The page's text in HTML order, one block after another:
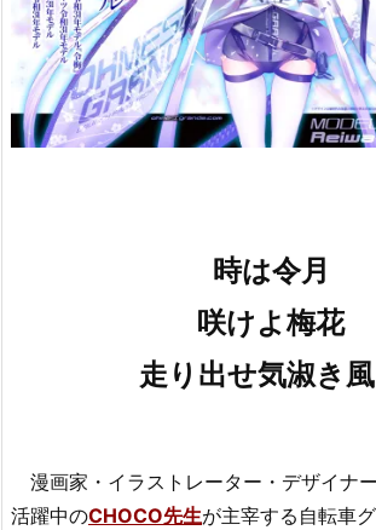
時は令月
咲けよ梅花
走り出せ気淑き風
漫画家・イラストレーター・デザイナ
活躍中のCHOCO先生が主宰する自転車